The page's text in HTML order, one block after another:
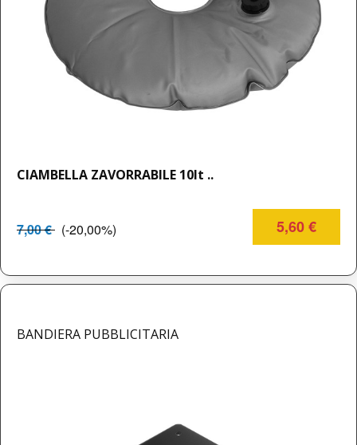
CIAMBELLA ZAVORRABILE 10lt ..
7,00 € (-20,00%) 5,60 €
BANDIERA PUBBLICITARIA